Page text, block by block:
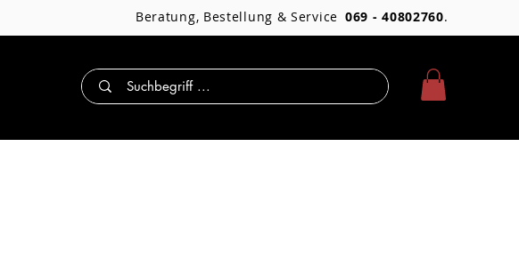
Beratung, Bestellung & Service 069 - 40802760.